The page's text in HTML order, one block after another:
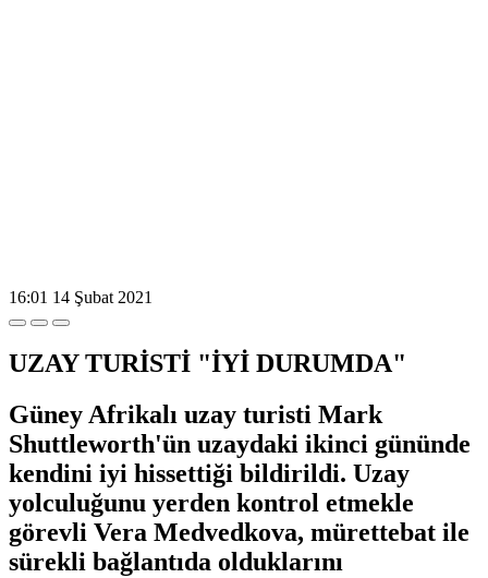
16:01 14 Şubat 2021
UZAY TURİSTİ "İYİ DURUMDA"
Güney Afrikalı uzay turisti Mark
Shuttleworth'ün uzaydaki ikinci gününde
kendini iyi hissettiği bildirildi. Uzay
yolculuğunu yerden kontrol etmekle
görevli Vera Medvedkova, mürettebat ile
sürekli bağlantıda olduklarını